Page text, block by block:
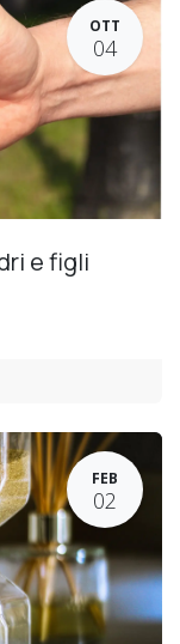
OTT
04
e figli
FEB
02